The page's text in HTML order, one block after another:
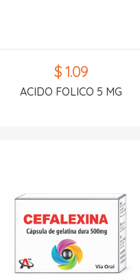
$ 1.09
ACIDO FOLICO 5 MG